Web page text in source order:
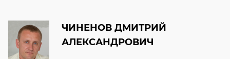
ЧИНЕНОВ ДМИТРИЙ
АЛЕКСАНДРОВИЧ